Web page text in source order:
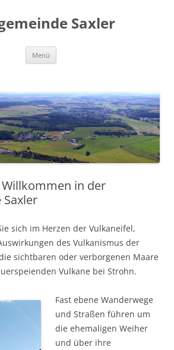
Saxler
Menü
Willkommen in der
sich im Herzen der Vulkaneifel,
des Vulkanismus der
sichtbaren oder verborgenen Maare
Vulkane bei Strohn.
Fast ebene Wanderwege
und Straßen führen um
die ehemaligen Weiher
und über ihre